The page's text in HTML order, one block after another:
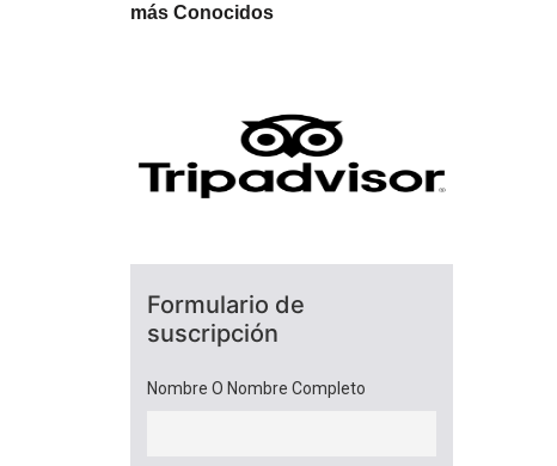
más Conocidos
Formulario de
suscripción
Nombre O Nombre Completo